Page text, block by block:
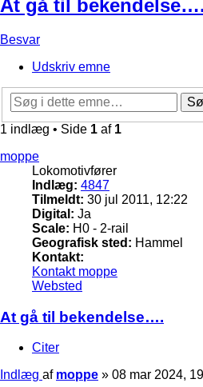
At gå til bekendelse….
Besvar
Udskriv emne
1 indlæg • Side 1 af 1
moppe
Lokomotivfører
Indlæg: 4847
Tilmeldt: 30 jul 2011, 12:22
Digital: Ja
Scale: H0 - 2-rail
Geografisk sted: Hammel
Kontakt:
Kontakt moppe
Websted
At gå til bekendelse….
Citer
Indlæg af moppe » 08 mar 2024,